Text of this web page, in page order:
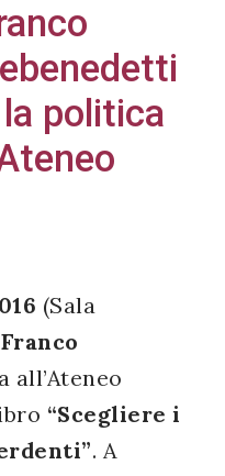
politica
(Sala
Franco
all’Ateneo
“Scegliere i
. A